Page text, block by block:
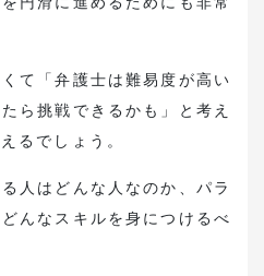
人紹介はこちら
て「弁護士は難易度が高い
ら挑戦できるかも 」と考え
るでしょう。
人はどんな人なのか、パラ
んなスキルを身につけるべ